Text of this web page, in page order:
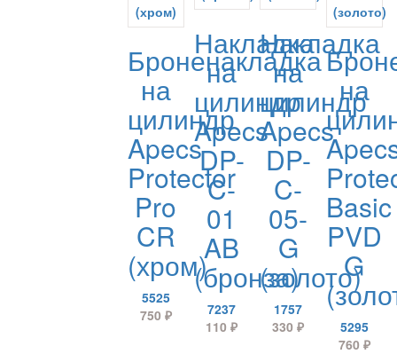
Броненакладка
на
цилиндр
Apecs
Protector
Pro
CR
(хром)
5525
750 ₽
Накладка
на
цилиндр
Apecs
DP-
C-
01
AB
(бронза)
7237
110₽
Накладка
на
цилиндр
Apecs
DP-
C-
05-
G
(золото)
1757
330₽
на
Basic
PVD
G
5295
760 ₽